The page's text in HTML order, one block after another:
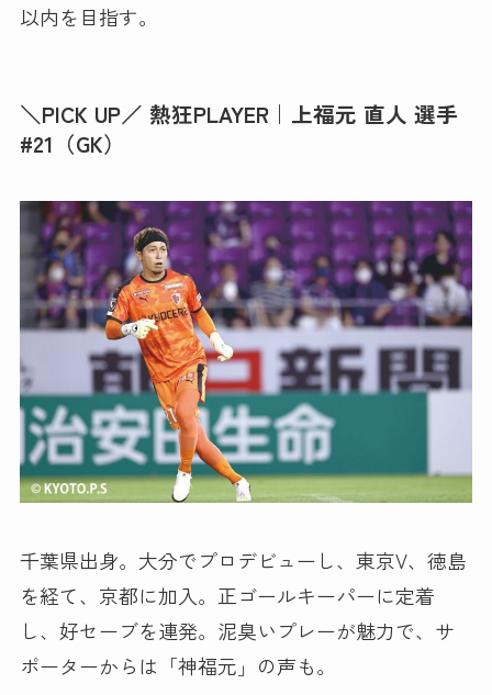
以内を目指す。
＼PICK UP／ 熱狂PLAYER｜上福元 直人 選手
#21（GK）
千葉県出身。大分でプロデビューし、東京V、徳島
を経て、京都に加入。正ゴールキーパーに定着
し、好セーブを連発。泥臭いプレーが魅力で、サ
ポーターからは「神福元」の声も。